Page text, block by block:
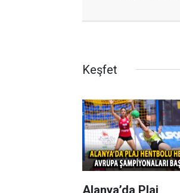
Keşfet
Alanya’da Plaj